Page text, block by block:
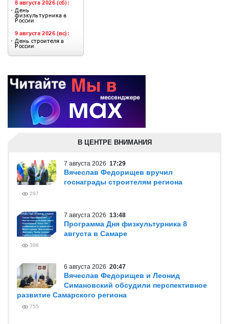
В ЦЕНТРЕ ВНИМАНИЯ
7 августа 2026 17:29
Вячеслав Федорищев вручил
госнаграды строителям региона
297
7 августа 2026 13:48
Программа Дня физкультурника 8
августа в Самаре
398
6 августа 2026 20:47
Вячеслав Федорищев и Леонид
Симановский обсудили перспективное
развитие Самарского региона
755